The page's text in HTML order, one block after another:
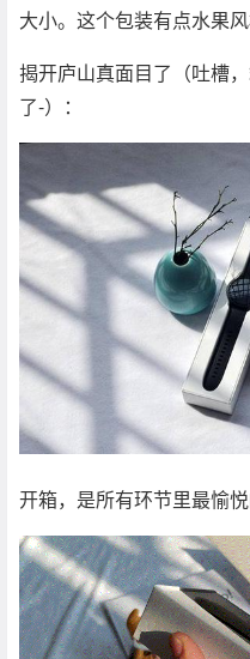
大小。这个包装有点水果
揭开庐山真面目了（吐槽
了-）：
开箱，是所有环节里最愉悦